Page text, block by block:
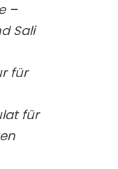
–
Sali
für
für